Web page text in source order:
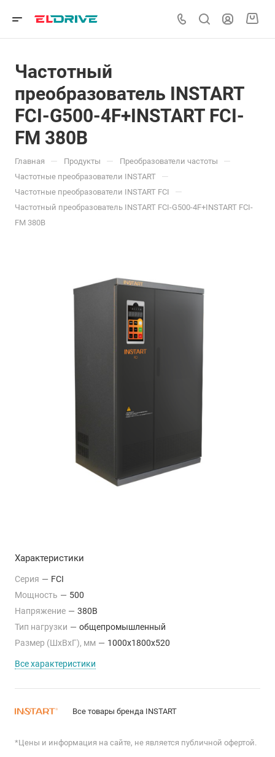
Частотный
преобразователь INSTART
FCI-G500-4F+INSTART FCI-
FM 380В
Главная — Продукты — Преобразователи частоты —
Частотные преобразователи INSTART —
Частотные преобразователи INSTART FCI —
Частотный преобразователь INSTART FCI-G500-4F+INSTART FCI-
FM 380В
Характеристики
Серия — FCI
Мощность — 500
Напряжение — 380В
Тип нагрузки — общепромышленный
Размер (ШхВхГ), мм — 1000x1800x520
Все характеристики
Все товары бренда INSTART
*Цены и информация на сайте, не является публичной офертой.